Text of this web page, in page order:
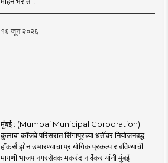
१६ जून २०२६
मुंबई : (Mumbai Municipal Corporation)
कुलाबा कॉजवे परिसरात सिंगापूरच्या धर्तीवर नियोजनबद्ध
हॉकर्स झोन उभारण्याचा प्रायोगिक प्रकल्प राबविण्याची
मागणी भाजप नगरसेवक मकरंद नार्वेकर यांनी मुंबई